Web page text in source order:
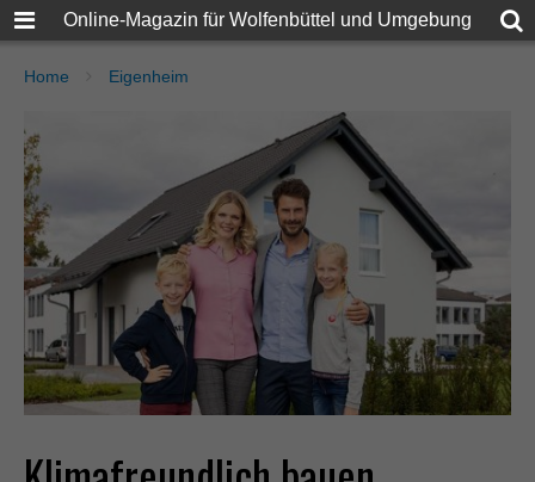
Online-Magazin für Wolfenbüttel und Umgebung
Home Eigenheim